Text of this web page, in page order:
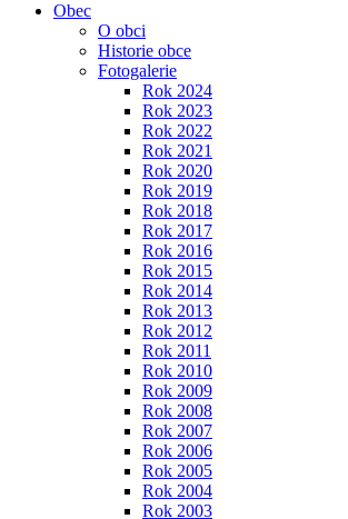
Obec
O obci
Historie obce
Fotogalerie
Rok 2024
Rok 2023
Rok 2022
Rok 2021
Rok 2020
Rok 2019
Rok 2018
Rok 2017
Rok 2016
Rok 2015
Rok 2014
Rok 2013
Rok 2012
Rok 2011
Rok 2010
Rok 2009
Rok 2008
Rok 2007
Rok 2006
Rok 2005
Rok 2004
Rok 2003